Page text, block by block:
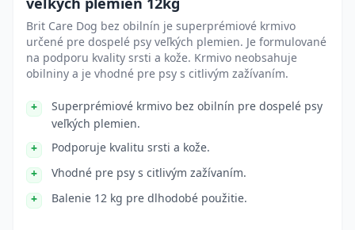
Brit Care Dog bez obilnín je superprémiové krmivo
určené pre dospelé psy veľkých plemien. Je formulované
na podporu kvality srsti a kože. Krmivo neobsahuje
obilniny a je vhodné pre psy s citlivým zažívaním.
Superprémiové krmivo bez obilnín pre dospelé psy
veľkých plemien.
Podporuje kvalitu srsti a kože.
Vhodné pre psy s citlivým zažívaním.
Balenie 12 kg pre dlhodobé použitie.